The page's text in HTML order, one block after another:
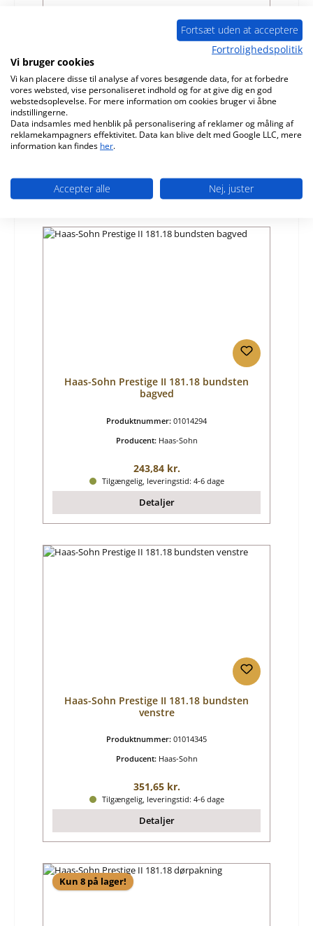
Haas-Sohn Prestige II 181.18 bagsten oven
Produktnummer: 01013053
Producent:Haas-Sohn
Detaljer
Haas-Sohn Prestige II 181.18 bundsten
bagved
Produktnummer: 01014294
Producent: Haas-Sohn
Almindelig pris:
243,84 kr.
Tilgængelig, leveringstid: 4-6 dage
Detaljer
Haas-Sohn Prestige II 181.18 bundsten
venstre
Produktnummer: 01014345
Producent: Haas-Sohn
Almindelig pris:
351,65 kr.
Tilgængelig, leveringstid: 4-6 dage
Detaljer
Kun 8 på lager!
Fortsæt uden at acceptere
Fortrolighedspolitik
Vi bruger cookies
Vi kan placere disse til analyse af vores besøgende data, for at forbedre
vores websted, vise personaliseret indhold og for at give dig en god
webstedsoplevelse. For mere information om cookies bruger vi åbne
indstillingerne.
Data indsamles med henblik på personalisering af reklamer og måling af
reklamekampagners effektivitet. Data kan blive delt med Google LLC, mere
information kan findes her.
Accepter alle Nej, juster